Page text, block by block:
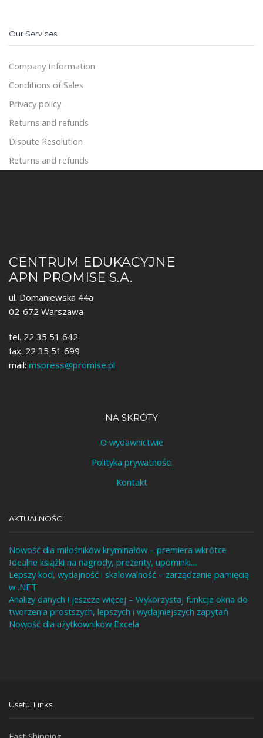
Our Services
Company Information
Conditions of Sales
Privacy policy
Returns and refunds
Dispute Resolution
Returns and refunds
CENTRUM EDUKACYJNE
APN PROMISE S.A.
ul. Domaniewska 44a
02-672 Warszawa
tel. 22 35 51 642
fax. 22 35 51 699
mail: mspress@promise.pl
NA SKRÓTY
O wydawnictwie
Polityka prywatności
Kontakt
AKTUALNOŚCI
Nowość dla miłośników kryminałów – premiera wkrótce
Idealne książki na nagrody, prezenty, upominki…
Lepszy kod, wydajność i skalowalność – zarządzanie pamięcią
w .NET
Analizy danych i jeszcze więcej – Wykorzystaj funkcje okna do
tworzenia prostszych, lepszych i wydajniejszych zapytań
Nowość dla użytkowników Excela
Useful Links